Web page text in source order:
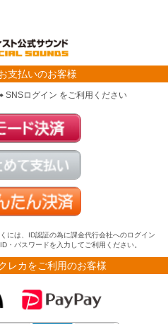
支払いのお客様
ログイン をご利用ください
には、ID認証の為に課金代行会社へのログイン
・パスワードを入力してご利用ください。
レカをご利用のお客様